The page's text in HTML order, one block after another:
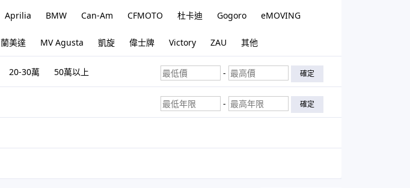
Aprilia BMW Can-Am CFMOTO 杜卡迪 Gogoro eMOVING
蘭美達 MV Agusta 凱旋 偉士牌 Victory ZAU 其他
20-30萬 50萬以上 - 確定
- 確定